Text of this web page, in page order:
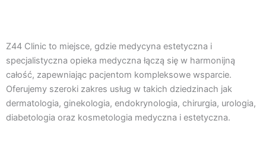
a
c
e
b
n
s
t
a
Z44 Clinic to miejsce, gdzie medycyna estetyczna i
specjalistyczna opieka medyczna łączą się w harmonijną
całość, zapewniając pacjentom kompleksowe wsparcie.
Oferujemy szeroki zakres usług w takich dziedzinach jak
dermatologia, ginekologia, endokrynologia, chirurgia, urologia,
diabetologia oraz kosmetologia medyczna i estetyczna.